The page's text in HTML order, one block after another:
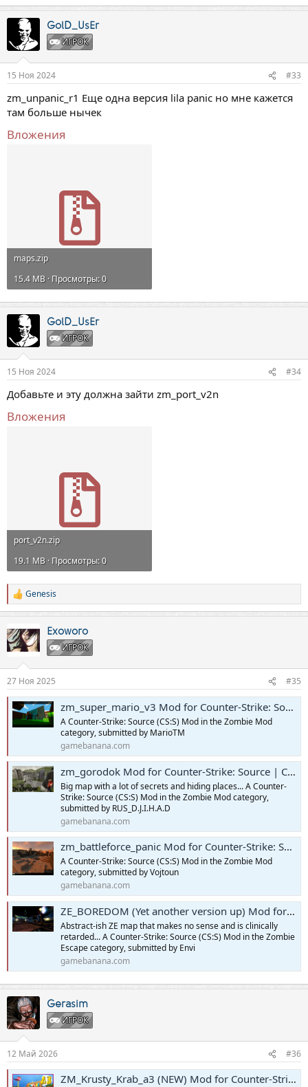
е
и
GolD_UsEr
ИГРОК
15 Ноя 2024 #33
zm_unpanic_r1 Еще одна версия lila panic но мне кажется
там больше нычек
Вложения
maps.zip
15.4 MB · Просмотры: 0
GolD_UsEr
ИГРОК
15 Ноя 2024 #34
Добавьте и эту должна зайти zm_port_v2n
Вложения
port_v2n.zip
19.1 MB · Просмотры: 0
Р
е
к
ц
и
Genesis
Exoworo
ИГРОК
27 Ноя 2025 #35
zm_super_mario_v3 Mod for Counter-Strike: Source | CS:S Mods
A Counter-Strike: Source (CS:S) Mod in the Zombie Mod
category, submitted by MarioTM
gamebanana.com
zm_gorodok Mod for Counter-Strike: Source | CS:S Mods
Big map with a lot of secrets and hiding places... A Counter-
Strike: Source (CS:S) Mod in the Zombie Mod category,
submitted by RUS_D.J.I.H.A.D
gamebanana.com
zm_battleforce_panic Mod for Counter-Strike: Source | CS:S Mods
A Counter-Strike: Source (CS:S) Mod in the Zombie Mod
category, submitted by Vojtoun
gamebanana.com
ZE_BOREDOM (Yet another version up) Mod for Counter-Strike: Source | CS:S Mods
Abstract-ish ZE map that makes no sense and is clinically
retarded... A Counter-Strike: Source (CS:S) Mod in the Zombie
Escape category, submitted by Envi
gamebanana.com
Gerasim
ИГРОК
12 Май 2026 #36
ZM_Krusty_Krab_a3 (NEW) Mod for Counter-Strike: Source | CS:S Mods